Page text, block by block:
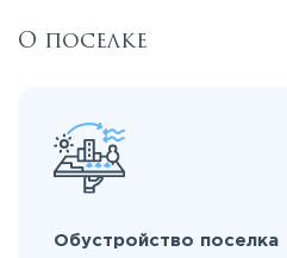
О поселке
Обустройство поселка